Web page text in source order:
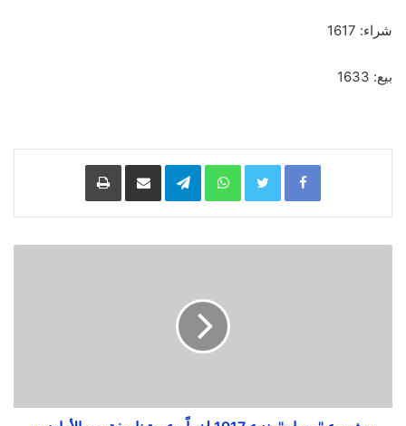
شراء: 1617
بيع: 1633
Facebook
Twitter
WhatsApp
Telegramمشاركة
البريد
طباعة